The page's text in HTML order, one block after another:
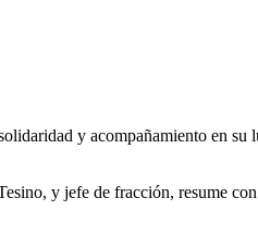
y acompañamiento en
y jefe de fracción, resume